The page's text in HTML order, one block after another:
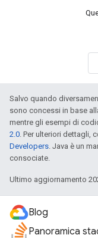
Salvo quando
sono concessi in base
mentre gli esempi di
2.0. Per ulteriori dettagli,
Developers. Java è un
consociate.
Ultimo aggiornamento
Blog
Panoramica